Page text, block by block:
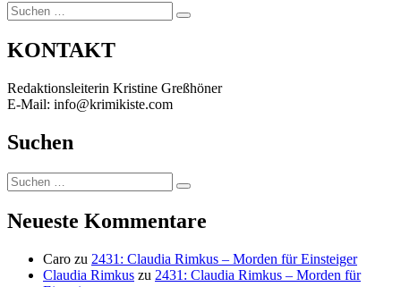
Suchen
nach:
Suchen
KONTAKT
Redaktionsleiterin Kristine Greßhöner
E-Mail: info@krimikiste.com
Suchen
Suchen
nach:
Suchen
Neueste Kommentare
Caro zu 2431: Claudia Rimkus – Morden für Einsteiger
Claudia Rimkus zu 2431: Claudia Rimkus – Morden für